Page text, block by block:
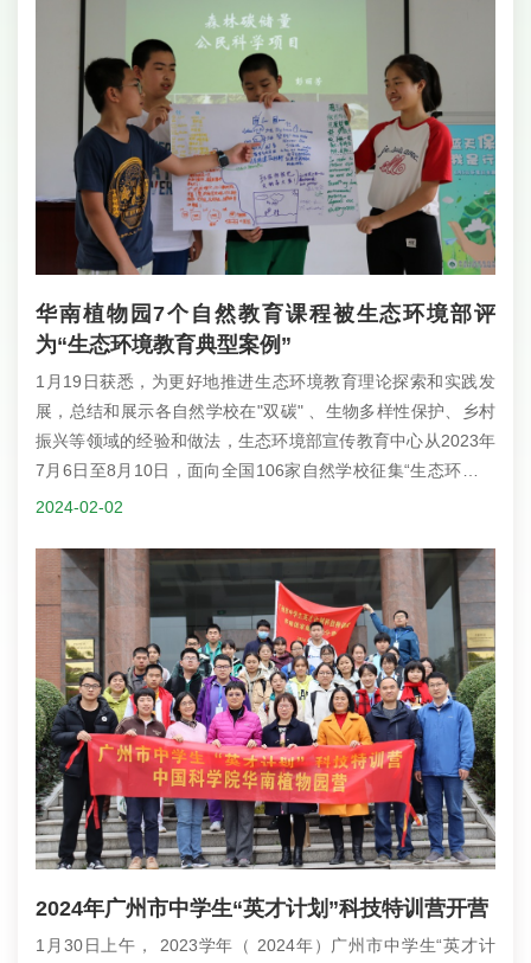
华南植物园7个自然教育课程被生态环境部评
为“生态环境教育典型案例”
1月19日获悉，为更好地推进生态环境教育理论探索和实践发
展，总结和展示各自然学校在"双碳" 、生物多样性保护、乡村
振兴等领域的经验和做法，生态环境部宣传教育中心从2023年
7月6日至8月10日，面向全国106家自然学校征集“生态环境教
育典型案例” （以下简称“案例” ） 。华南植物园7个典型案例包
植物保育与利用》 《从树脂到琥珀— —自然探索活动》获
评“环境教育助力生态科普”典型案例。
2024-02-02
2024年广州市中学生“英才计划”科技特训营开营
1月30日上午， 2023学年（ 2024年）广州市中学生“英才计